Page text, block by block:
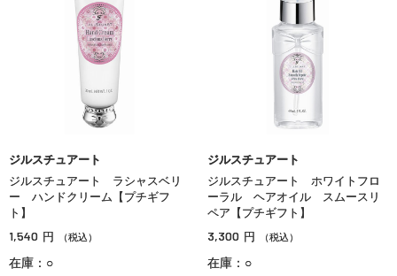
ジルスチュアート
ジルスチュアート ラシャスベリ
ー ハンドクリーム【プチギフ
ト】
1,540 円 （税込）
在庫：○
ジルスチュアート
ジルスチュアート ホワイトフロ
ーラル ヘアオイル スムースリ
ペア【プチギフト】
3,300 円 （税込）
在庫：○